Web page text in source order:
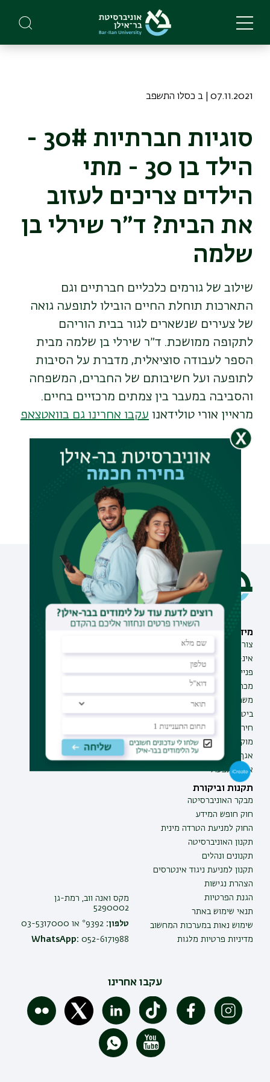
main
07.11.2021 | ב כסלו התשפב
סוגיות חברתיות 30# -
הילד בן 30 - מתי
הילדים צריכים לעזוב
את הבית? ד״ר שירלי בן
שלמה
שילוב של גורמים כלכליים חברתיים וגם
התארכות תוחלת החיים הובילו לתופעה גואה
של צעירים שנשארים לגור בבית הוריהם
לתקופה ממושכת. ד״ר שירלי בן שלמה מבית
הספר לעבודה סוציאלית, מדברת על הסיבות
לתופעה ועל חשיבותם של החברים, המשפחה
והסביבה במעבר בין צמתים מרכזיים בחיים.
מראיין אורי טולידאנו עקבו אחרינו גם בוואטצאפ
מידע וסיוע
צור קשר
אינ-בר מידע אישי לסטודנט
פנייה למנהל האתר
מכרזים
משרות בבר-אילן
ביטחון ובטיחות
חירום ועזרה ראשונה
מוקד בקרה לדיווחים
אגף התקשוב
אגף התפעול
תואר שלישי
תוכניות העשרה
תעודת הוראה
תקנות וביקורת
מבקר האוניברסיטה
חוק חופש המידע
החוק למניעת הטרדה מינית
תקנון האוניברסיטה
תקנונים ונהלים
תקנון למניעת ניגוד אינטרסים
הצהרת נגישות
הגנת הפרטיות
תנאי שימוש באתר
שימוש נאות במערכות המחשוב
מדיניות פרטיות מלגות
מקס ואנה ווב, רמת-גן
5290002
טלפון: 9392* או 03-5317000
WhatsApp: 052-6171988
עקבו אחרינו